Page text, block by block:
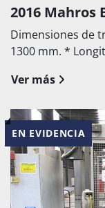
2016 Mahros
Dimensiones de
1300 mm. *
Ver más
EN EVIDENCIA